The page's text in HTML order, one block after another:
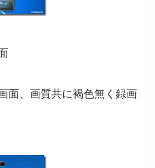
面、画質共に褐色無く録画